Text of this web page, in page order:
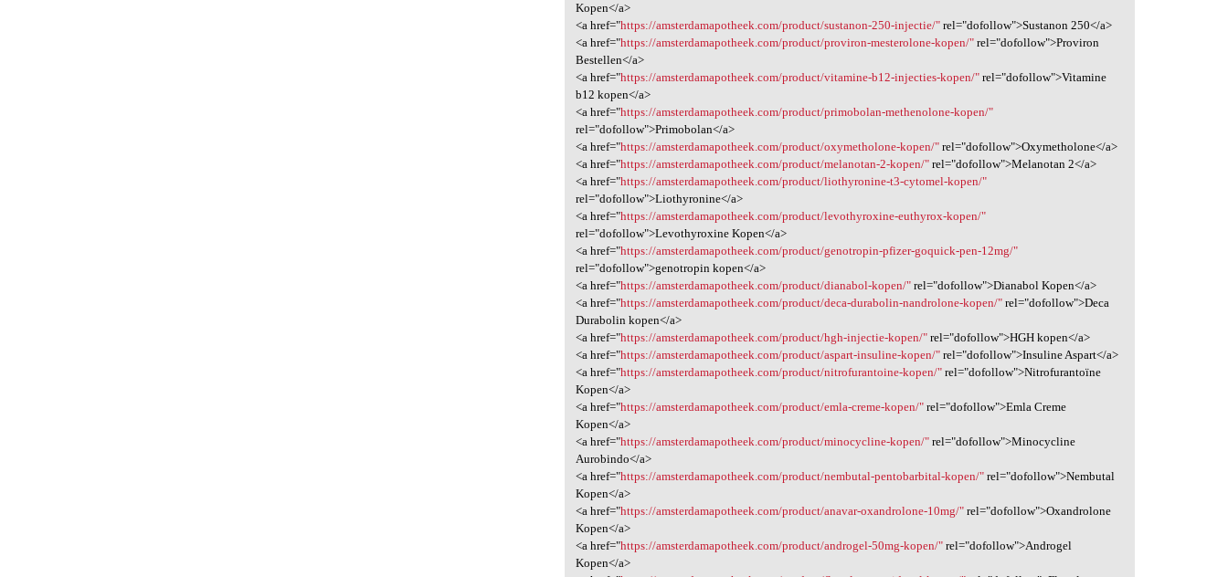
Kopen</a>
<a href="https://amsterdamapotheek.com/product/sustanon-250-injectie/" rel="dofollow">Sustanon 250</a>
<a href="https://amsterdamapotheek.com/product/proviron-mesterolone-kopen/" rel="dofollow">Proviron
Bestellen</a>
<a href="https://amsterdamapotheek.com/product/vitamine-b12-injecties-kopen/" rel="dofollow">Vitamine
b12 kopen</a>
<a href="https://amsterdamapotheek.com/product/primobolan-methenolone-kopen/"
rel="dofollow">Primobolan</a>
<a href="https://amsterdamapotheek.com/product/oxymetholone-kopen/" rel="dofollow">Oxymetholone</a>
<a href="https://amsterdamapotheek.com/product/melanotan-2-kopen/" rel="dofollow">Melanotan 2</a>
<a href="https://amsterdamapotheek.com/product/liothyronine-t3-cytomel-kopen/"
rel="dofollow">Liothyronine</a>
<a href="https://amsterdamapotheek.com/product/levothyroxine-euthyrox-kopen/"
rel="dofollow">Levothyroxine Kopen</a>
<a href="https://amsterdamapotheek.com/product/genotropin-pfizer-goquick-pen-12mg/"
rel="dofollow">genotropin kopen</a>
<a href="https://amsterdamapotheek.com/product/dianabol-kopen/" rel="dofollow">Dianabol Kopen</a>
<a href="https://amsterdamapotheek.com/product/deca-durabolin-nandrolone-kopen/" rel="dofollow">Deca
Durabolin kopen</a>
<a href="https://amsterdamapotheek.com/product/hgh-injectie-kopen/" rel="dofollow">HGH kopen</a>
<a href="https://amsterdamapotheek.com/product/aspart-insuline-kopen/" rel="dofollow">Insuline Aspart</a>
<a href="https://amsterdamapotheek.com/product/nitrofurantoine-kopen/" rel="dofollow">Nitrofurantoïne
Kopen</a>
<a href="https://amsterdamapotheek.com/product/emla-creme-kopen/" rel="dofollow">Emla Creme
Kopen</a>
<a href="https://amsterdamapotheek.com/product/minocycline-kopen/" rel="dofollow">Minocycline
Aurobindo</a>
<a href="https://amsterdamapotheek.com/product/nembutal-pentobarbital-kopen/" rel="dofollow">Nembutal
Kopen</a>
<a href="https://amsterdamapotheek.com/product/anavar-oxandrolone-10mg/" rel="dofollow">Oxandrolone
Kopen</a>
<a href="https://amsterdamapotheek.com/product/androgel-50mg-kopen/" rel="dofollow">Androgel
Kopen</a>